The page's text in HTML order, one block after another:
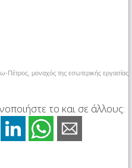
Πέτρος, μοναχός της εσωτερικής εργασίας
το και σε άλλους: